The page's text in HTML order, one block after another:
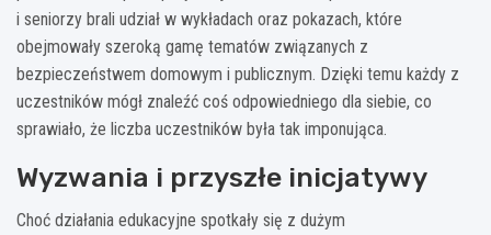
i seniorzy brali udział w wykładach oraz pokazach, które
obejmowały szeroką gamę tematów związanych z
bezpieczeństwem domowym i publicznym. Dzięki temu każdy z
uczestników mógł znaleźć coś odpowiedniego dla siebie, co
sprawiało, że liczba uczestników była tak imponująca.
Wyzwania i przyszłe inicjatywy
Choć działania edukacyjne spotkały się z dużym